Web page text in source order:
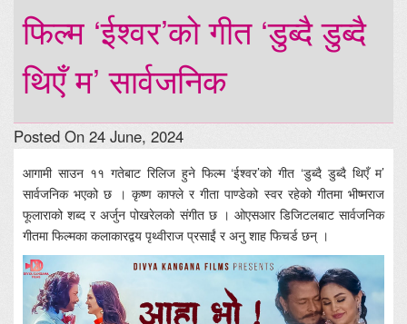
फिल्म ‘ईश्वर’को गीत ‘डुब्दै डुब्दै
थिएँ म’ सार्वजनिक
Posted On 24 June, 2024
आगामी साउन ११ गतेबाट रिलिज हुने फिल्म ‘ईश्वर’को गीत ‘डुब्दै डुब्दै थिएँ म’
सार्वजनिक भएको छ । कृष्ण काफ्ले र गीता पाण्डेको स्वर रहेको गीतमा भीष्मराज
फूलाराको शब्द र अर्जुन पोखरेलको संगीत छ । ओएसआर डिजिटलबाट सार्वजनिक
गीतमा फिल्मका कलाकारद्वय पृथ्वीराज प्रसाईं र अनु शाह फिचर्ड छन् ।